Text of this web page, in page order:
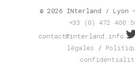
© 2026 INterland / Lyon
+33 (0) 472 400
contact@interland.info
légales /